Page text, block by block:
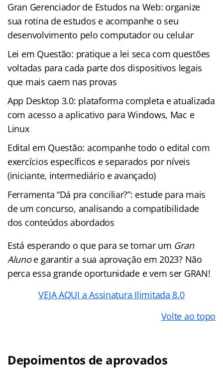
Gran Gerenciador de Estudos na Web: organize
sua rotina de estudos e acompanhe o seu
desenvolvimento pelo computador ou celular
Lei em Questão: pratique a lei seca com questões
voltadas para cada parte dos dispositivos legais
que mais caem nas provas
App Desktop 3.0: plataforma completa e atualizada
com acesso a aplicativo para Windows, Mac e
Linux
Edital em Questão: acompanhe todo o edital com
exercícios específicos e separados por níveis
(iniciante, intermediário e avançado)
Ferramenta “Dá pra conciliar?”: estude para mais
de um concurso, analisando a compatibilidade
dos conteúdos abordados
Está esperando o que para se tornar um Gran
Alunoe garantir a sua aprovação em 2023? Não
perca essa grande oportunidade e vem ser GRAN!
VEJA AQUI a Assinatura Ilimitada 8.0
Volte ao topo
Depoimentos de aprovados